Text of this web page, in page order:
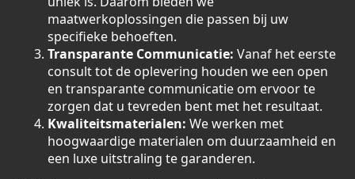
maatwerkoplossingen die passen bij uw
specifieke behoeften.
Transparante Communicatie: Vanaf het eerste
consult tot de oplevering houden we een open
en transparante communicatie om ervoor te
zorgen dat u tevreden bent met het resultaat.
Kwaliteitsmaterialen: We werken met
hoogwaardige materialen om duurzaamheid en
een luxe uitstraling te garanderen.